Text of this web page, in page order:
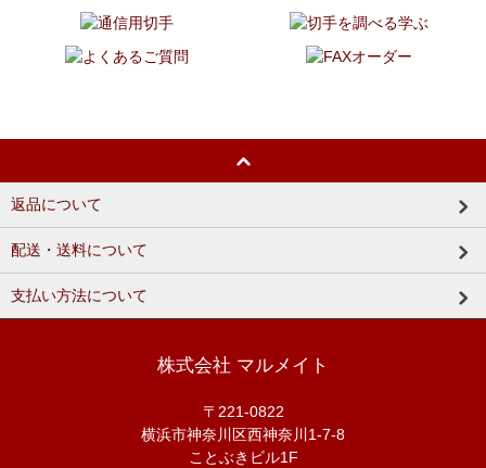
返品について
配送・送料について
支払い方法について
株式会社 マルメイト
〒221-0822
横浜市神奈川区西神奈川1-7-8
ことぶきビル1F